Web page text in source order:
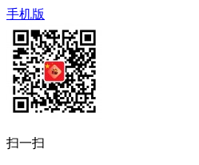
手机版
扫一扫